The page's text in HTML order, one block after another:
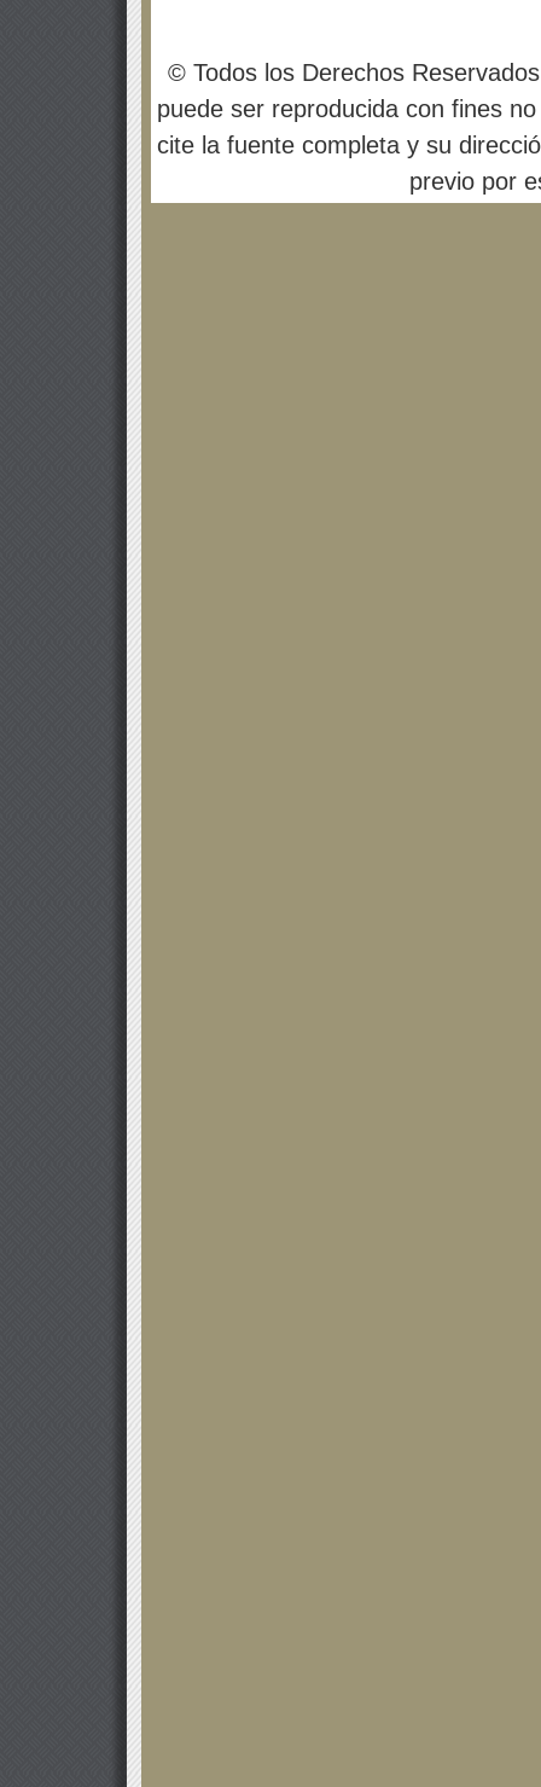
© Todos los Derechos
puede ser reproducida con fines
cite la fuente completa y su
previo por